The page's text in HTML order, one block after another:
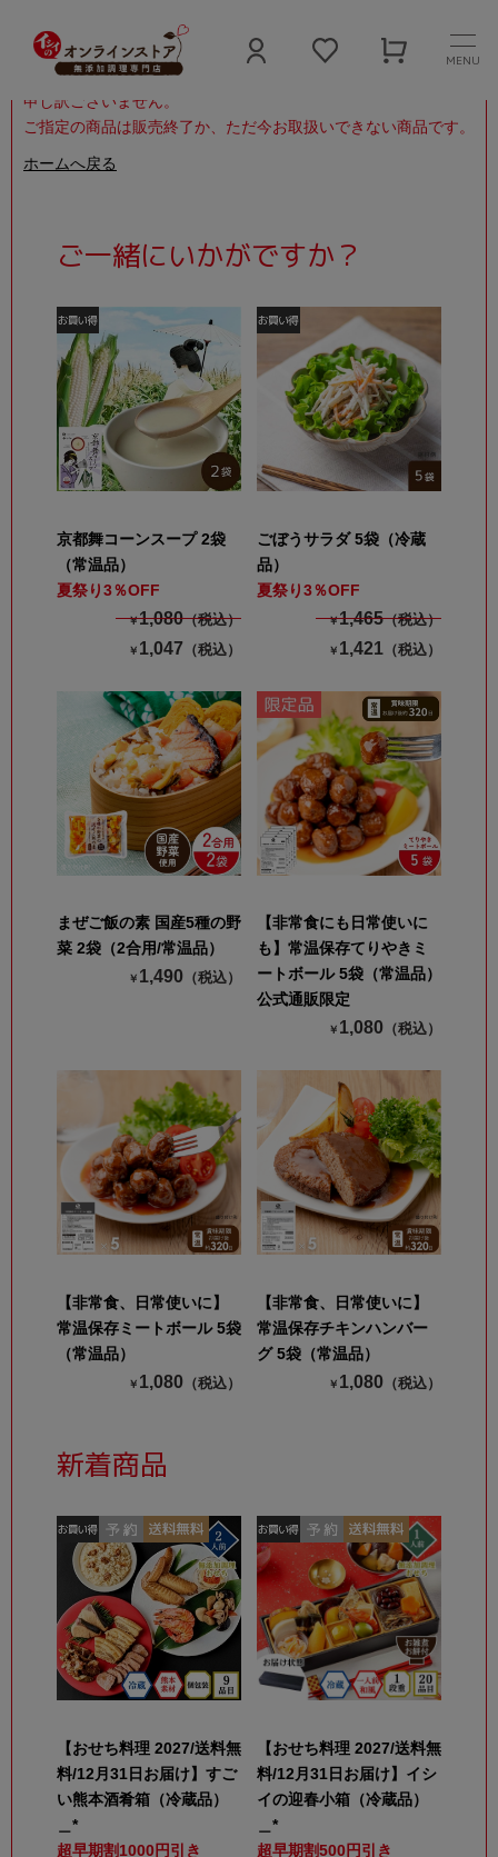
MENU
申し訳ございません。
ご指定の商品は販売終了か、ただ今お取扱いできない商品です。
ホームへ戻る
ご一緒にいかがですか？
京都舞コーンスープ 2袋
（常温品）
夏祭り3％OFF
￥1,080（税込）
￥ 1,047 （税込）
ごぼうサラダ 5袋（冷蔵
品）
夏祭り3％OFF
￥1,465（税込）
￥ 1,421 （税込）
まぜご飯の素 国産5種の野
菜 2袋（2合用/常温品）
￥ 1,490 （税込）
【非常食にも日常使いに
も】常温保存てりやきミ
ートボール 5袋（常温品）
公式通販限定
￥ 1,080 （税込）
【非常食、日常使いに】
常温保存ミートボール 5袋
（常温品）
￥ 1,080 （税込）
【非常食、日常使いに】
常温保存チキンハンバー
グ 5袋（常温品）
￥ 1,080 （税込）
新着商品
【おせち料理 2027/送料無
料/12月31日お届け】すご
い熊本酒肴箱（冷蔵品）
＿*
超早期割1000円引き
【おせち料理 2027/送料無
料/12月31日お届け】イシ
イの迎春小箱（冷蔵品）
＿*
超早期割500円引き